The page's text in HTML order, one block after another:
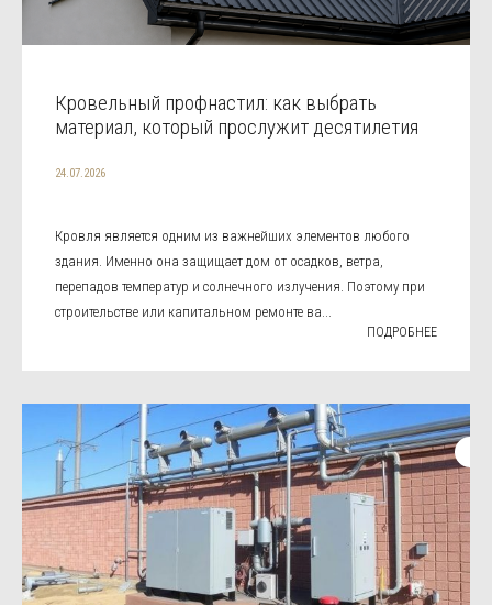
Кровельный профнастил: как выбрать
материал, который прослужит десятилетия
24.07.2026
Кровля является одним из важнейших элементов любого
здания. Именно она защищает дом от осадков, ветра,
перепадов температур и солнечного излучения. Поэтому при
строительстве или капитальном ремонте ва...
ПОДРОБНЕЕ